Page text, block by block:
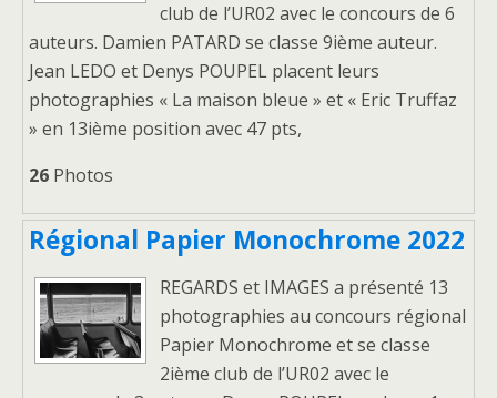
club de l’UR02 avec le concours de 6
auteurs. Damien PATARD se classe 9ième auteur.
Jean LEDO et Denys POUPEL placent leurs
photographies « La maison bleue » et « Eric Truffaz
» en 13ième position avec 47 pts,
26 Photos
Régional Papier Monochrome 2022
REGARDS et IMAGES a présenté 13
photographies au concours régional
Papier Monochrome et se classe
2ième club de l’UR02 avec le